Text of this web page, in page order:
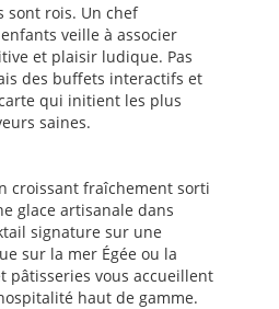
sont rois. Un chef
veille à associer
et plaisir ludique. Pas
des buffets interactifs et
qui initient les plus
saines.
croissant fraîchement sorti
glace artisanale dans
signature sur une
sur la mer Égée ou la
pâtisseries vous accueillent
haut de gamme.